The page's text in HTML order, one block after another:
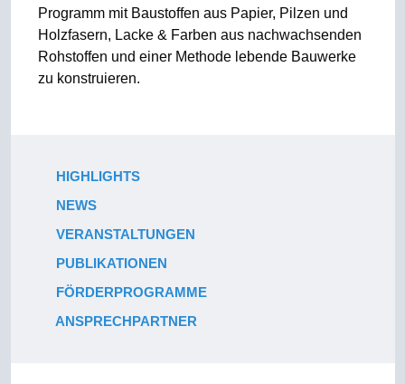
Programm mit Baustoffen aus Papier, Pilzen und
Holzfasern, Lacke & Farben aus nachwachsenden
Rohstoffen und einer Methode lebende Bauwerke
zu konstruieren.
HIGHLIGHTS
NEWS
VERANSTALTUNGEN
PUBLIKATIONEN
FÖRDERPROGRAMME
ANSPRECHPARTNER